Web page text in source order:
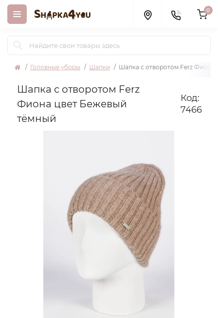
0
Головные уборы Шапки Шапка с отворотом Ferz Фиона
Шапка с отворотом Ferz
Фиона цвет Бежевый
тёмный
Код:
7466